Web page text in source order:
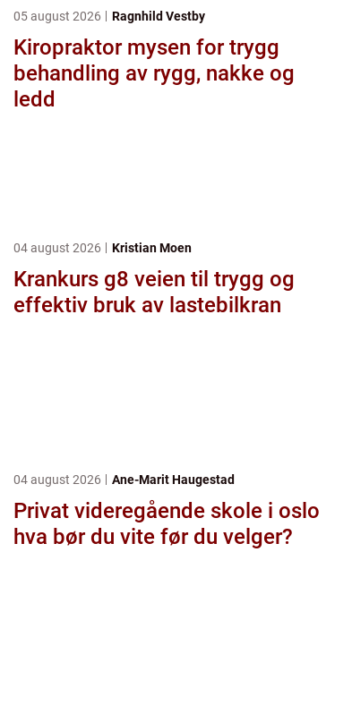
05 august 2026 Ragnhild Vestby
Kiropraktor mysen for trygg
behandling av rygg, nakke og
ledd
04 august 2026 Kristian Moen
Krankurs g8 veien til trygg og
effektiv bruk av lastebilkran
04 august 2026 Ane-Marit Haugestad
Privat videregående skole i oslo
hva bør du vite før du velger?